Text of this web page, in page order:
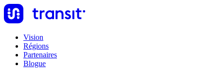
Vision
Régions
Partenaires
Blogue